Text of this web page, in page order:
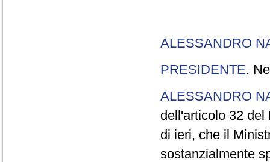
ALESSANDRO
PRESIDENTE.
ALESSANDRO
dell'articolo 32 del
di ieri, che il
sostanzialmente